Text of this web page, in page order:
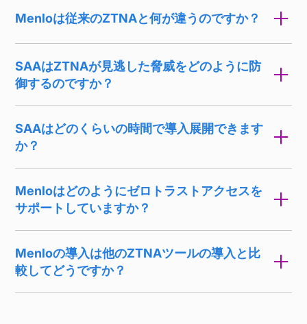
Menloは従来のZTNAと何が違うのですか？
SAAはZTNAが見逃した脅威をどのように防
御するのですか？
SAAはどのくらいの時間で導入展開できます
か？
Menloはどのようにゼロトラストアクセスを
サポートしていますか？
Menloの導入は他のZTNAツールの導入と比
較してどうですか？